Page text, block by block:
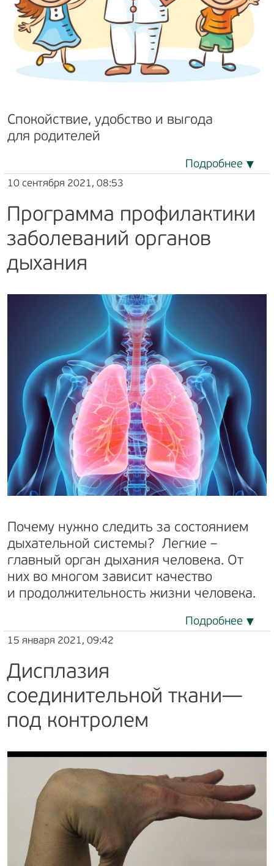
Спокойствие, удобство и выгода
для родителей
Подробнее
10 сентября 2021, 08:53
Программа профилактики
заболеваний органов
дыхания
Почему нужно следить за состоянием
дыхательной системы? Легкие –
главный орган дыхания человека. От
них во многом зависит качество
и продолжительность жизни человека.
Подробнее
15 января 2021, 09:42
Дисплазия
соединительной ткани—
под контролем